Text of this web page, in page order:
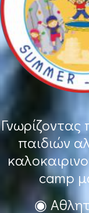
Γνωρίζοντας
παιδιών
camp
◉